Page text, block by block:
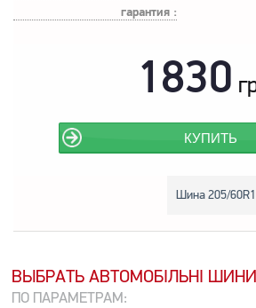
гарантия :
1830
КУПИТЬ
Шина 205/
ВЫБРАТЬ АВТОМОБІЛЬНІ ШИНИ
ПО ПАРАМЕТРАМ: